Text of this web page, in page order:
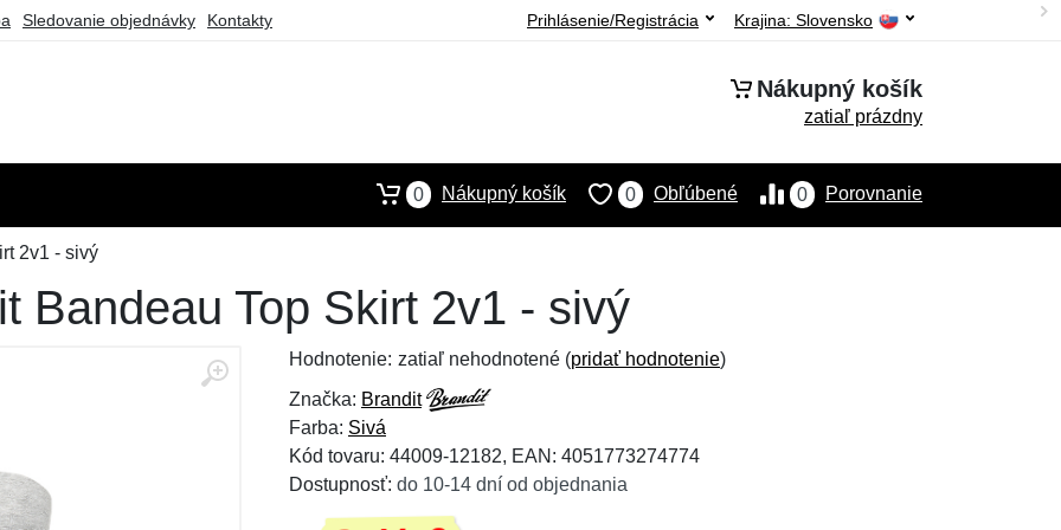
Sledovanie objednávky Kontakty Krajina: Slovensko
Prihlásenie/Registrácia
Nákupný košík
zatiaľ prázdny
0 Porovnanie
0 Obľúbené
0 Nákupný košík
2v1 - sivý
Bandeau Top Skirt 2v1 - sivý
Hodnotenie: zatiaľ nehodnotené (pridať hodnotenie)
Značka: Brandit
Farba: Sivá
Kód tovaru: 44009-12182, EAN: 4051773274774
Dostupnosť: do 10-14 dní od objednania